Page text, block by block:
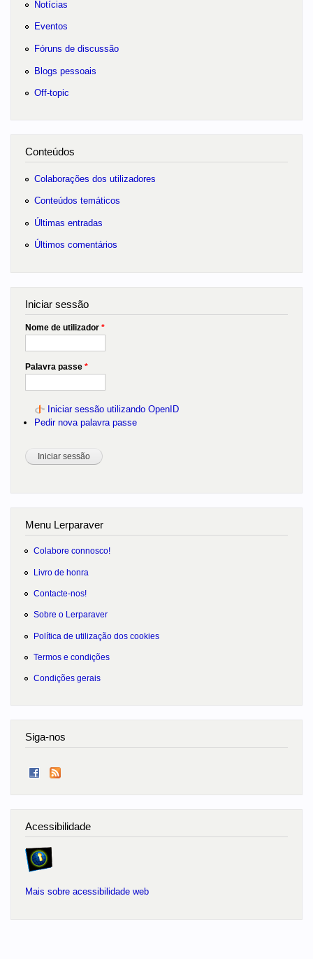
Notícias
Eventos
Fóruns de discussão
Blogs pessoais
Off-topic
Conteúdos
Colaborações dos utilizadores
Conteúdos temáticos
Últimas entradas
Últimos comentários
Iniciar sessão
Nome de utilizador *
Palavra passe *
Iniciar sessão utilizando OpenID
Pedir nova palavra passe
Menu Lerparaver
Colabore connosco!
Livro de honra
Contacte-nos!
Sobre o Lerparaver
Política de utilização dos cookies
Termos e condições
Condições gerais
Siga-nos
Acessibilidade
Mais sobre acessibilidade web